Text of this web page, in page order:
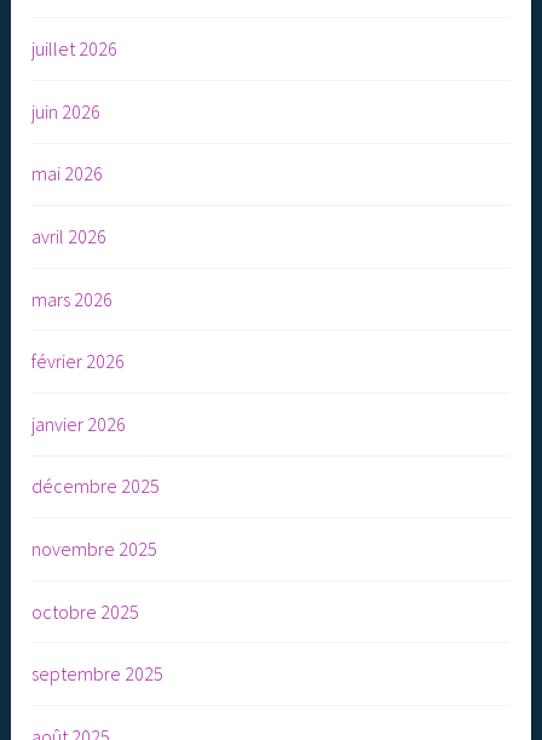
juillet 2026
juin 2026
mai 2026
avril 2026
mars 2026
février 2026
janvier 2026
décembre 2025
novembre 2025
octobre 2025
septembre 2025